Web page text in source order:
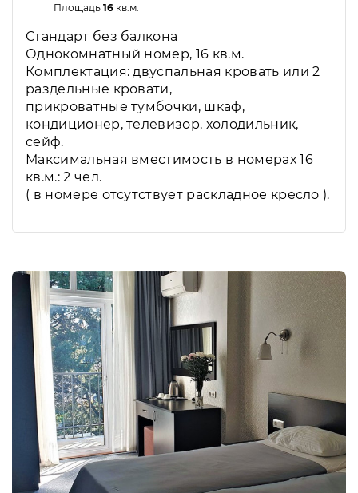
Площадь16 кв.м.
Стандарт без балкона
Однокомнатный номер, 16 кв.м.
Комплектация: двуспальная кровать или 2
раздельные кровати,
прикроватные тумбочки, шкаф,
кондиционер, телевизор, холодильник,
сейф.
Максимальная вместимость в номерах 16
кв.м.: 2 чел.
( в номере отсутствует раскладное кресло ).